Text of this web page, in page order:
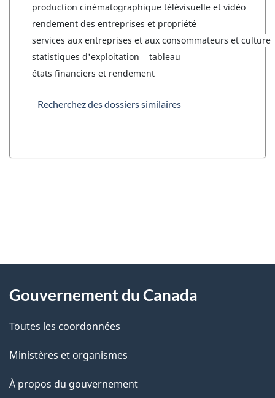
production cinématographique télévisuelle et vidéo
rendement des entreprises et propriété
services aux entreprises et aux consommateurs et culture
statistiques d'exploitation
tableau
états financiers et rendement
Recherchez des dossiers similaires
D
t
a
l
s
propos
ce
site
Gouvernement du Canada
Toutes les coordonnées
Ministères et organismes
À propos du gouvernement